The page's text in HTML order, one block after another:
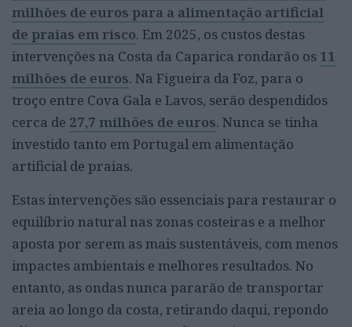
milhões de euros para a alimentação artificial
de praias em risco. Em 2025, os custos destas
intervenções na Costa da Caparica rondarão os 11
milhões de euros. Na Figueira da Foz, para o
troço entre Cova Gala e Lavos, serão despendidos
cerca de 27,7 milhões de euros. Nunca se tinha
investido tanto em Portugal em alimentação
artificial de praias.
Estas intervenções são essenciais para restaurar o
equilíbrio natural nas zonas costeiras e a melhor
aposta por serem as mais sustentáveis, com menos
impactes ambientais e melhores resultados. No
entanto, as ondas nunca pararão de transportar
areia ao longo da costa, retirando daqui, repondo